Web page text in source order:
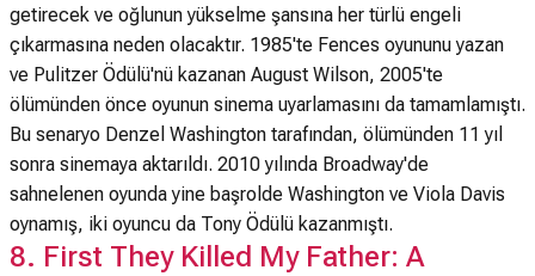
getirecek ve oğlunun yükselme şansına her türlü engeli
çıkarmasına neden olacaktır. 1985'te Fences oyununu yazan
ve Pulitzer Ödülü'nü kazanan August Wilson, 2005'te
ölümünden önce oyunun sinema uyarlamasını da tamamlamıştı.
Bu senaryo Denzel Washington tarafından, ölümünden 11 yıl
sonra sinemaya aktarıldı. 2010 yılında Broadway'de
sahnelenen oyunda yine başrolde Washington ve Viola Davis
oynamış, iki oyuncu da Tony Ödülü kazanmıştı.
8. First They Killed My Father: A